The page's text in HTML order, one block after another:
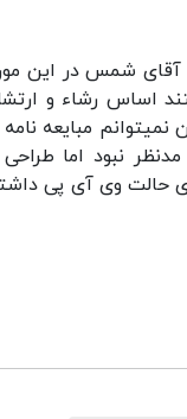
شمس در این مورد
اساس رشاء و ارتشاء
مبایعه نامه را
نبود اما طراحی و
حالت وی آی پی داشته